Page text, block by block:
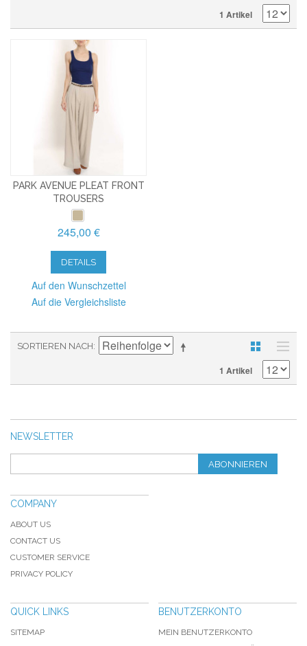
1 Artikel
PARK AVENUE PLEAT FRONT
TROUSERS
245,00 €
DETAILS
Auf den Wunschzettel
Auf die Vergleichsliste
SORTIEREN NACH
1 Artikel
NEWSLETTER
ABONNIEREN
COMPANY
ABOUT US
CONTACT US
CUSTOMER SERVICE
PRIVACY POLICY
QUICK LINKS
SITEMAP
BENUTZERKONTO
MEIN BENUTZERKONTO